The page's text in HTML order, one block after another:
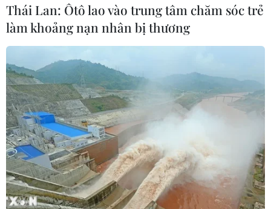
TIN CÙNG CHUYÊN MỤC
Thái Lan: Ôtô lao vào trung tâm chăm sóc trẻ
làm khoảng nạn nhân bị thương